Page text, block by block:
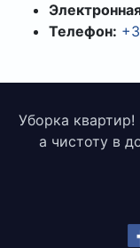
Телефон:
Уборка квартир!
а чистоту в